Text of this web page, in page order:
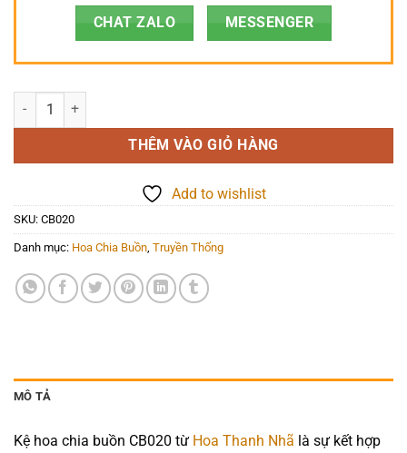
CHAT ZALO MESSENGER
Hoa Chia Buồn - Lặng - CB020 số lượng
THÊM VÀO GIỎ HÀNG
Add to wishlist
SKU: CB020
Danh mục: Hoa Chia Buồn Truyền Thống
MÔ TẢ
Kệ hoa chia buồn CB020 từ Hoa Thanh Nhã là sự kết hợp